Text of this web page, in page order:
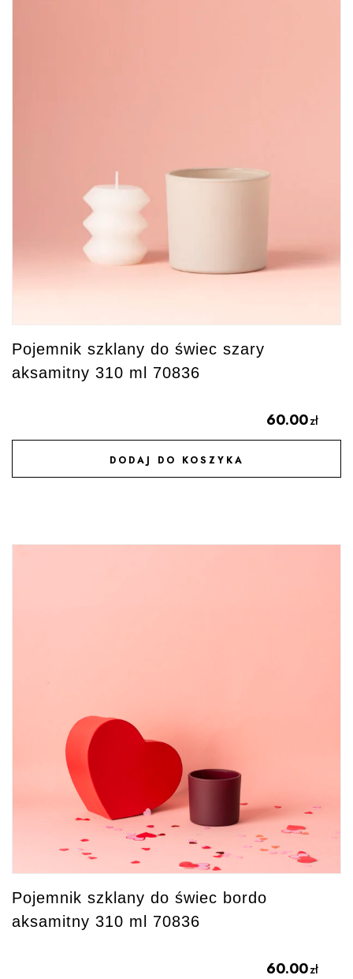
Pojemnik szklany do świec szary
aksamitny 310 ml 70836
60.00zł
DODAJ DO KOSZYKA
DODAJ DO ULUBIONYCH
Pojemnik szklany do świec bordo
aksamitny 310 ml 70836
60.00zł